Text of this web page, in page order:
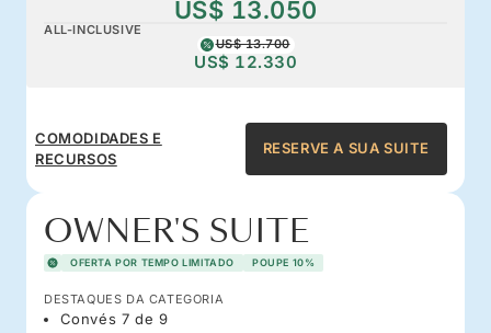
US$ 13.050
ALL-INCLUSIVE
US$ 13.700
US$ 12.330
COMODIDADES E
RECURSOS
RESERVE A SUA SUITE
OWNER'S SUITE
OFERTA POR TEMPO LIMITADO POUPE 10%
DESTAQUES DA CATEGORIA
Convés 7 de 9